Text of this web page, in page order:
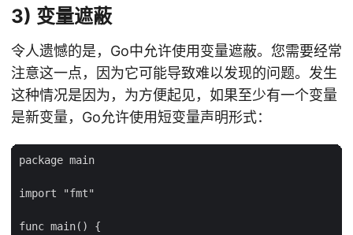
3) 变量遮蔽
令人遗憾的是，Go中允许使用变量遮蔽。您需要经常
注意这一点，因为它可能导致难以发现的问题。发生
这种情况是因为，为方便起见，如果至少有一个变量
是新变量，Go允许使用短变量声明形式：
package main
import "fmt"
func main() {